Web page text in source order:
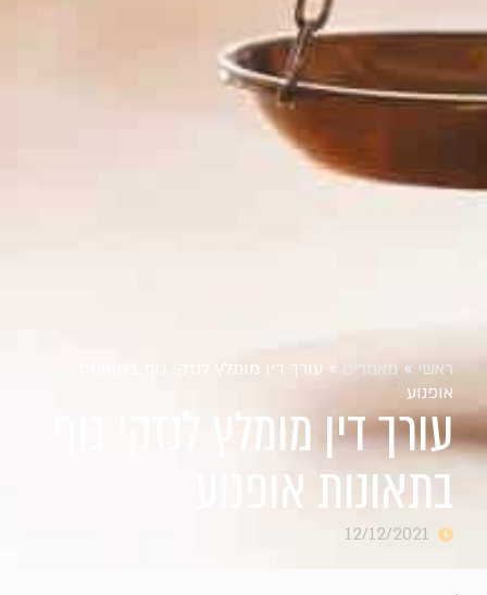
ראשי » מאמרים » עורך דין מומלץ לנזקי גוף בתאונות
אופנוע
עורך דין מומלץ לנזקי גוף
בתאונות אופנוע
12/12/2021